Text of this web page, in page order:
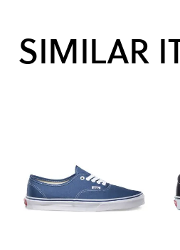
SIMILAR